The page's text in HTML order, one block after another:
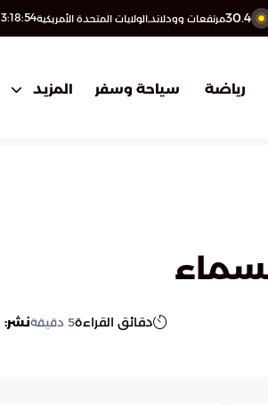
30.4مرتفعات وودلاند,الولايات المتحدة الأمريكية3:18:55
رياضة سياحة وسفر المزيد
دقائق القراءة5 دقيقةنشر: